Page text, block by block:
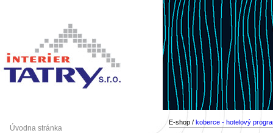
Úvodna stránka
E-shop / koberce - hotelový